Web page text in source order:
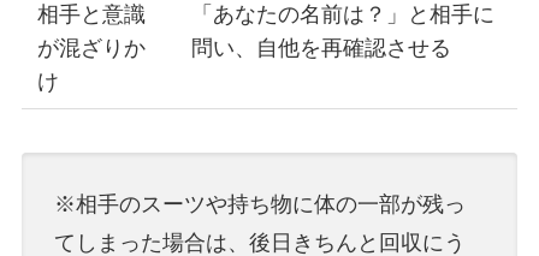
相手と意識
が混ざりか
け
「あなたの名前は？」と相手に
問い、自他を再確認させる
※相手のスーツや持ち物に体の一部が残っ
てしまった場合は、後日きちんと回収にう